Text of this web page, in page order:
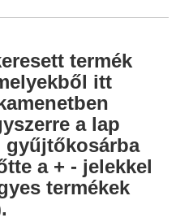
termék
itt
a lap
gyűjtőkosárba
a + - jelekkel
termékek